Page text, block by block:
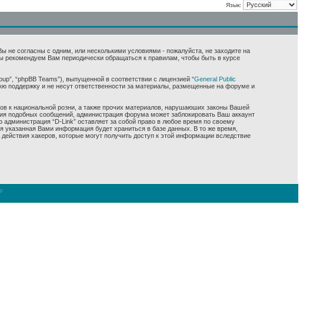
Язык:
согласны с одним, или несколькими условиями - пожалуйста, не заходите на
Вам периодически обращаться к правилам, чтобы быть в курсе
“phpBB Teams”), выпущенной в соответствии с лицензией “General Public
поддержку и не несут ответственности за материалы, размещенные на форуме и
к национальной розни, а также прочих материалов, нарушаюших законы Вашей
подобных сообщений, администрация форума может заблокировать Ваш аккаунт
“D-Link” оставляет за собой право в любое время по своему
Вами информация будет храниться в базе данных. В то же время,
хакеров, которые могут получить доступ к этой информации вследствие